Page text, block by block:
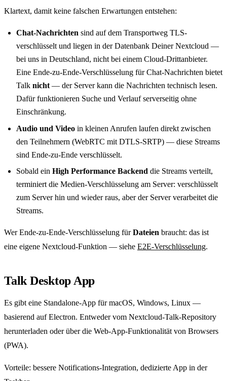
Klartext, damit keine falschen Erwartungen entstehen:
Chat-Nachrichten sind auf dem Transportweg TLS-
verschlüsselt und liegen in der Datenbank Deiner Nextcloud —
bei uns in Deutschland, nicht bei einem Cloud-Drittanbieter.
Eine Ende-zu-Ende-Verschlüsselung für Chat-Nachrichten bietet
Talk nicht— der Server kann die Nachrichten technisch lesen.
Dafür funktionieren Suche und Verlauf serverseitig ohne
Einschränkung.
Audio und Video in kleinen Anrufen laufen direkt zwischen
den Teilnehmern (WebRTC mit DTLS-SRTP) — diese Streams
sind Ende-zu-Ende verschlüsselt.
Sobald ein High Performance Backend die Streams verteilt,
terminiert die Medien-Verschlüsselung am Server: verschlüsselt
zum Server hin und wieder raus, aber der Server verarbeitet die
Streams.
Wer Ende-zu-Ende-Verschlüsselung fürDateien braucht: das ist
eine eigene Nextcloud-Funktion — siehe E2E-Verschlüsselung.
Talk Desktop App
Es gibt eine Standalone-App für macOS, Windows, Linux —
basierend auf Electron. Entweder vom Nextcloud-Talk-Repository
herunterladen oder über die Web-App-Funktionalität von Browsers
(PWA).
Vorteile: bessere Notifications-Integration, dedizierte App in der